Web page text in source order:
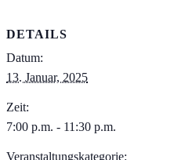
DETAILS
Datum:
13. Januar, 2025
Zeit:
7:00 p.m. - 11:30 p.m.
Veranstaltungskategorie: